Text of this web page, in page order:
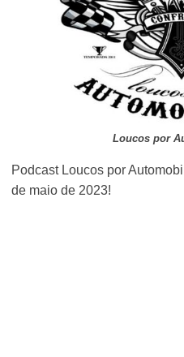
Loucos por
Podcast Loucos por
de maio de 2023!